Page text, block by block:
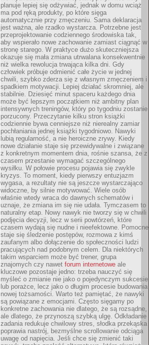
planuje lepiej się odżywiać, jednak w domu wciąż
ma pod ręką produkty, po które sięga
automatycznie przy zmęczeniu. Sama deklaracja
jest ważna, ale rzadko wystarcza. Potrzebne jest
przeprojektowanie codziennego środowiska tak,
aby wspierało nowe zachowanie zamiast ciągnąć w
stronę starego. W praktyce dużo skuteczniejsza
okazuje się mała zmiana utrwalana konsekwentnie
niż wielka rewolucja trwająca kilka dni. Gdy
człowiek próbuje odmienić całe życie w jednej
chwili, szybko zderza się z własnym zmęczeniem i
spadkiem motywacji. Lepiej działać skromniej, ale
stabilnie. Dziesięć minut spaceru każdego dnia
może być lepszym początkiem niż ambitny plan
intensywnych treningów, który po tygodniu zostanie
porzucony. Przeczytanie kilku stron książki
codziennie bywa cenniejsze niż nierealny zamiar
pochłaniania jednej książki tygodniowo. Nawyki
lubią regularność, a nie heroiczne zrywy. Kiedy
nowe działanie staje się przewidywalne i związane
z konkretnym momentem dnia, rośnie szansa, że z
czasem przestanie wymagać szczególnego
wysiłku. W połowie procesu pojawia się zwykle
kryzys. To moment, kiedy pierwszy entuzjazm
wygasa, a rezultaty nie są jeszcze wystarczająco
widoczne, by silnie motywować. Wiele osób
właśnie wtedy wraca do dawnych schematów i
uznaje, że zmiana im się nie udała. Tymczasem to
naturalny etap. Nowy nawyk nie tworzy się w chwili
podjęcia decyzji, lecz w serii powtórzeń, które
czasem wydają się nudne i nieefektowne. Pomocne
staje się śledzenie postępów, rozmowa z kimś
zaufanym albo dołączenie do społeczności ludzi
pracujących nad podobnym celem. Dla niektórych
takim wsparciem może być trener, grupa
znajomych czy nawet forum internetowe ale
kluczowe pozostaje jedno: trzeba nauczyć się
myśleć o zmianie nie jako o pojedynczym sukcesie
lub porażce, lecz jako o długim procesie budowania
nowej tożsamości. Warto też pamiętać, że nawyki
są powiązane z emocjami. Często sięgamy po
konkretne zachowania nie dlatego, że są rozsądne,
ale dlatego, że przynoszą szybką ulgę. Odkładanie
zadania redukuje chwilowy stres, słodka przekąska
poprawia nastrój, bezmyślne scrollowanie odciąga
uwagę od napięcia. Jeśli chce się zmienić taki